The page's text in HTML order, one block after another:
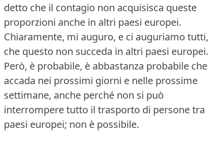
detto che il contagio non acquisisca queste
proporzioni anche in altri paesi europei.
Chiaramente, mi auguro, e ci auguriamo tutti,
che questo non succeda in altri paesi europei.
Però, è probabile, è abbastanza probabile che
accada nei prossimi giorni e nelle prossime
settimane, anche perché non si può
interrompere tutto il trasporto di persone tra
paesi europei; non è possibile.